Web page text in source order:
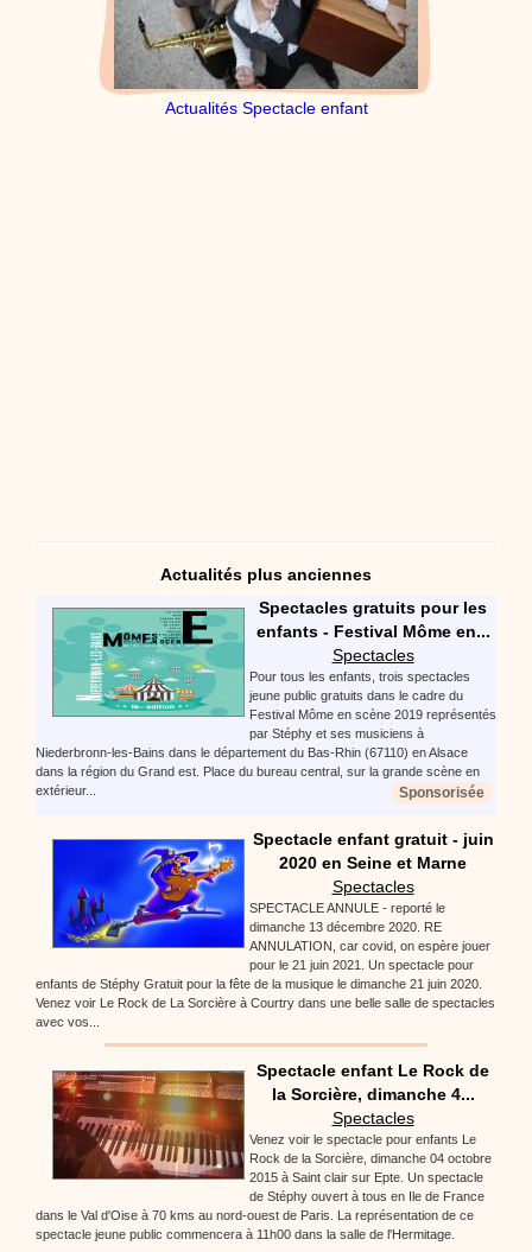
Actualités Spectacle enfant
Actualités plus anciennes
Spectacles gratuits pour les
enfants - Festival Môme en...
Spectacles
Pour tous les enfants, trois spectacles
jeune public gratuits dans le cadre du
Festival Môme en scène 2019 représentés
par Stéphy et ses musiciens à
Niederbronn-les-Bains dans le département du Bas-Rhin (67110) en Alsace
dans la région du Grand est. Place du bureau central, sur la grande scène en
extérieur...
Sponsorisée
Spectacle enfant gratuit - juin
2020 en Seine et Marne
Spectacles
SPECTACLE ANNULE - reporté le
dimanche 13 décembre 2020. RE
ANNULATION, car covid, on espère jouer
pour le 21 juin 2021. Un spectacle pour
enfants de Stéphy Gratuit pour la fête de la musique le dimanche 21 juin 2020.
Venez voir Le Rock de La Sorcière à Courtry dans une belle salle de spectacles
avec vos...
Spectacle enfant Le Rock de
la Sorcière, dimanche 4...
Spectacles
Venez voir le spectacle pour enfants Le
Rock de la Sorcière, dimanche 04 octobre
2015 à Saint clair sur Epte. Un spectacle
de Stéphy ouvert à tous en Ile de France
dans le Val d'Oise à 70 kms au nord-ouest de Paris. La représentation de ce
spectacle jeune public commencera à 11h00 dans la salle de l'Hermitage.